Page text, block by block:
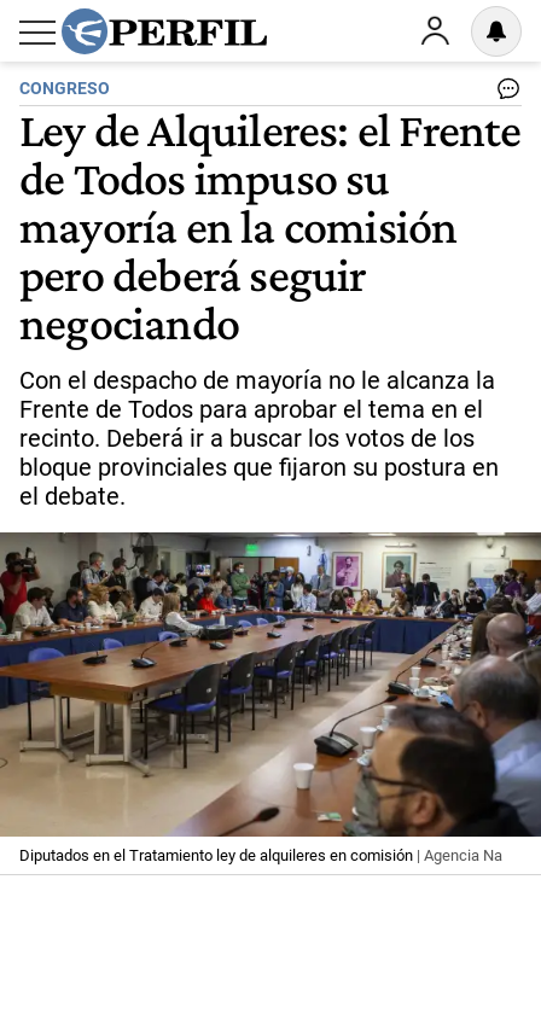
CONGRESO
Ley de Alquileres: el Frente
de Todos impuso su
mayoría en la comisión
pero deberá seguir
negociando
Con el despacho de mayoría no le alcanza la
Frente de Todos para aprobar el tema en el
recinto. Deberá ir a buscar los votos de los
bloque provinciales que fijaron su postura en
el debate.
Diputados en el Tratamiento ley de alquileres en comisión | Agencia Na